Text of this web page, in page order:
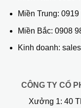
Miền Trung: 0919
Miền Bắc: 0908
Kinh doanh:
CÔNG TY CỔ
Xưởng 1: 40